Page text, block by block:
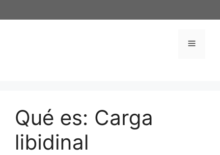
al
Menú
Qué es: Carga
libidinal